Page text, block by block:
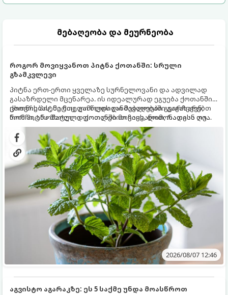
მებაღეობა და მეურნეობა
როგორ მოვიყვანოთ პიტნა ქოთანში: სრული
გზამკვლევი
პიტნა ერთ-ერთი ყველაზე სურნელოვანი და ადვილად
გასაზრდელი მცენარეა. ის იდეალურად ეგუება ქოთანში
ცხოვრებას, მეტიც, გამოცდილი მებაღეები გვირჩევენ,
რომ პიტნა მხოლოდ ქოთანში მოვიყვანოთ, რადგან ღია
გრუნტში (ბაღში) დარგვისას ის ფესვებით ძალიან
სწრაფად ვრცელდება და სხვა მცენარეებს ავიწროებს.
ქოთნის პიტნა მთელი წლის განმავლობაში გაგახარებთ
ნორჩი, არომატული ფოთლებით ჩაის, ლიმონათისა თუ
კერძებისთვის.
2026/08/07 12:46
აგვისტო აგარაკზე: ეს 5 საქმე უნდა მოასწროთ